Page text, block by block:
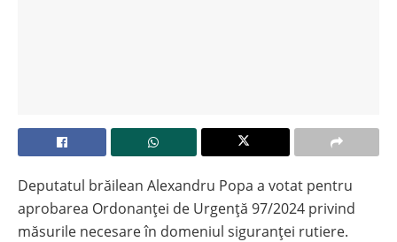
Deputatul brăilean Alexandru Popa a votat pentru
aprobarea Ordonanței de Urgență 97/2024 privind
măsurile necesare în domeniul siguranței rutiere.